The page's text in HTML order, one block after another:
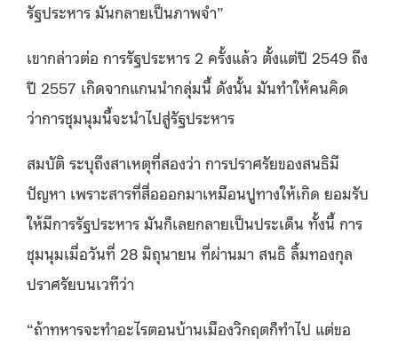
รัฐประหาร มันกลายเป็นภาพจำ”
เขากล่าวต่อ การรัฐประหาร 2 ครั้งแล้ว ตั้งแต่ปี 2549 ถึง
ปี 2557 เกิดจากแกนนำกลุ่มนี้ ดังนั้น มันทำให้คนคิด
ว่าการชุมนุมนี้จะนำไปสู่รัฐประหาร
สมบัติ ระบุถึงสาเหตุที่สองว่า การปราศรัยของสนธิมี
ปัญหา เพราะสารที่สื่อออกมาเหมือนปูทางให้เกิด ยอมรับ
ให้มีการรัฐประหาร มันก็เลยกลายเป็นประเด็น ทั้งนี้ การ
ชุมนุมเมื่อวันที่ 28 มิถุนายน ที่ผ่านมา สนธิ ลิ้มทองกุล
ปราศรัยบนเวทีว่า
“ถ้าทหารจะทำอะไรตอนบ้านเมืองวิกฤตก็ทำไป แต่ขอ